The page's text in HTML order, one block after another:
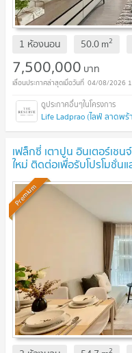
1 ห้องนอน 50.0m2
7,500,000 บาท
04/08/2026
Life Ladprao (ไลฟ์ ลาดพร้
เฟล็กซี่ เตาปูน อินเตอร์เช
ใหม่ ติดต่อเพื่อรับโปรโมชั่น
Premium